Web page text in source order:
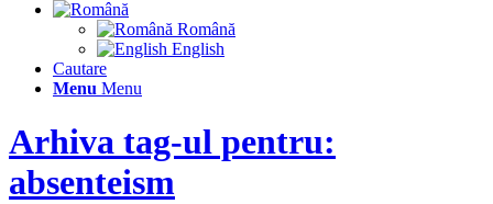
Română
English
Cautare
Menu Menu
Arhiva tag-ul pentru:
absenteism